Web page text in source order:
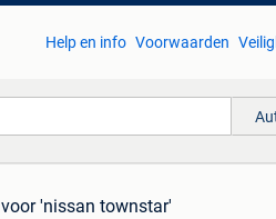
Help en info Voorwaarden
voor 'nissan townstar'